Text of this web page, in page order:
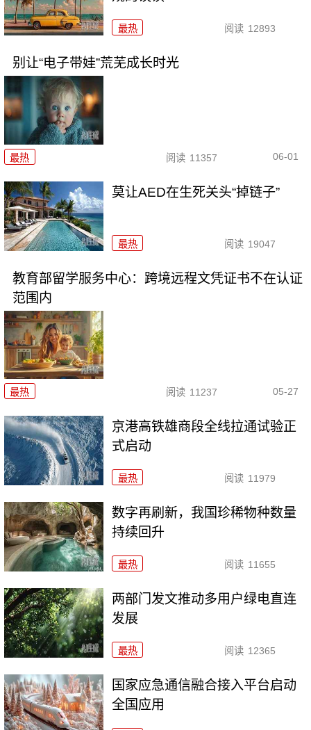
最热 阅读 12893
别让“电子带娃”荒芜成长时光
最热 阅读 11357 06-01
莫让AED在生死关头“掉链子”
最热 阅读 19047
教育部留学服务中心：跨境远程文凭证书不在认证
范围内
最热 阅读 11237 05-27
京港高铁雄商段全线拉通试验正
式启动
最热 阅读 11979
数字再刷新，我国珍稀物种数量
持续回升
最热 阅读 11655
两部门发文推动多用户绿电直连
发展
最热 阅读 12365
国家应急通信融合接入平台启动
全国应用